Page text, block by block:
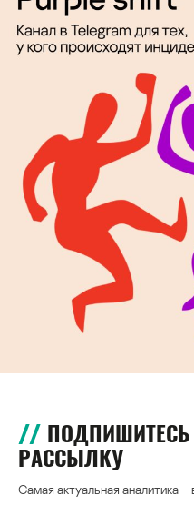
РАССЫЛКУ
Самая актуальная аналитика